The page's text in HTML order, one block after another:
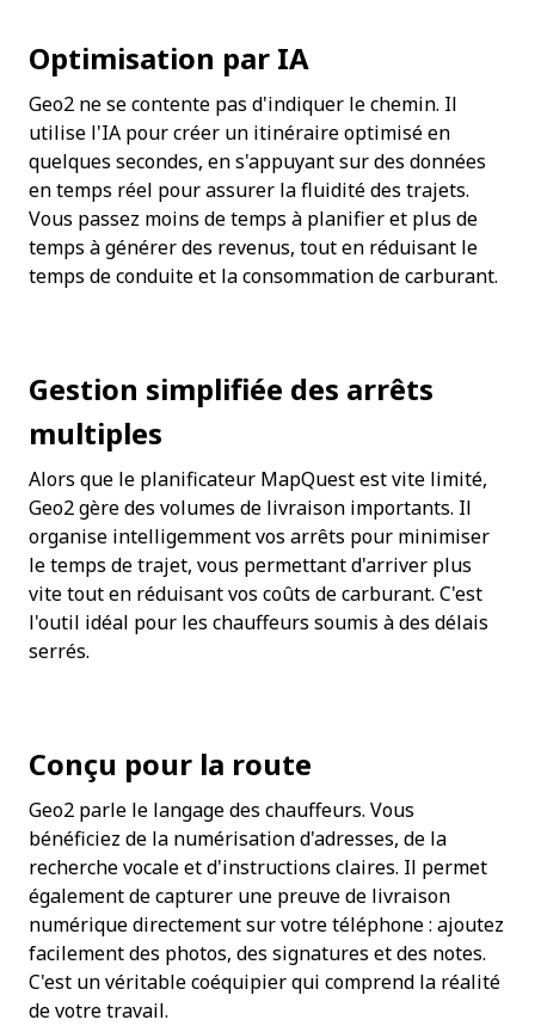
Optimisation par IA
Geo2 ne se contente pas d'indiquer le chemin. Il
utilise l'IA pour créer un itinéraire optimisé en
quelques secondes, en s'appuyant sur des données
en temps réel pour assurer la fluidité des trajets.
Vous passez moins de temps à planifier et plus de
temps à générer des revenus, tout en réduisant le
temps de conduite et la consommation de carburant.
Gestion simplifiée des arrêts
multiples
Alors que le planificateur MapQuest est vite limité,
Geo2 gère des volumes de livraison importants. Il
organise intelligemment vos arrêts pour minimiser
le temps de trajet, vous permettant d'arriver plus
vite tout en réduisant vos coûts de carburant. C'est
l'outil idéal pour les chauffeurs soumis à des délais
serrés.
Conçu pour la route
Geo2 parle le langage des chauffeurs. Vous
bénéficiez de la numérisation d'adresses, de la
recherche vocale et d'instructions claires. Il permet
également de capturer une preuve de livraison
numérique directement sur votre téléphone : ajoutez
facilement des photos, des signatures et des notes.
C'est un véritable coéquipier qui comprend la réalité
de votre travail.